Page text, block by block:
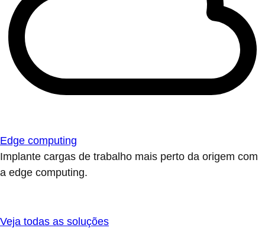
Edge computing
Implante cargas de trabalho mais perto da origem com
a edge computing.
Veja todas as soluções